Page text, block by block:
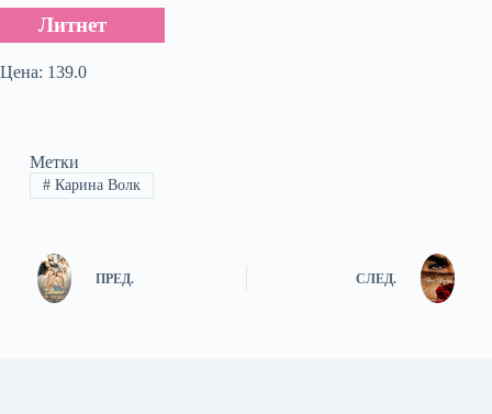
Литнет
Цена: 139.0
Метки
#Карина Волк
ПРЕД. СЛЕД.